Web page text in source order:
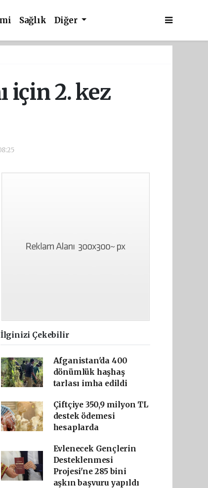
Sağlık Diğer
için 2. kez
İlginizi Çekebilir
Afganistan'da 400
dönümlük haşhaş
tarlası imha edildi
Çiftçiye 350,9 milyon TL
destek ödemesi
hesaplarda
Evlenecek Gençlerin
Desteklenmesi
Projesi'ne 285 bini
aşkın başvuru yapıldı